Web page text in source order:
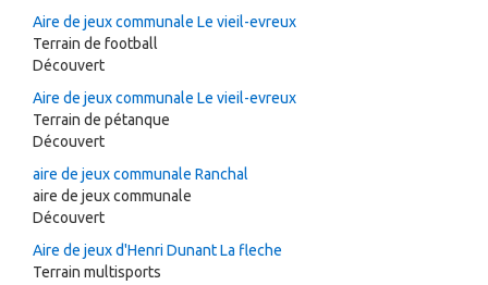
Aire de jeux communale Le vieil-evreux
Terrain de football
Découvert
Aire de jeux communale Le vieil-evreux
Terrain de pétanque
Découvert
aire de jeux communale Ranchal
aire de jeux communale
Découvert
Aire de jeux d'Henri Dunant La fleche
Terrain multisports